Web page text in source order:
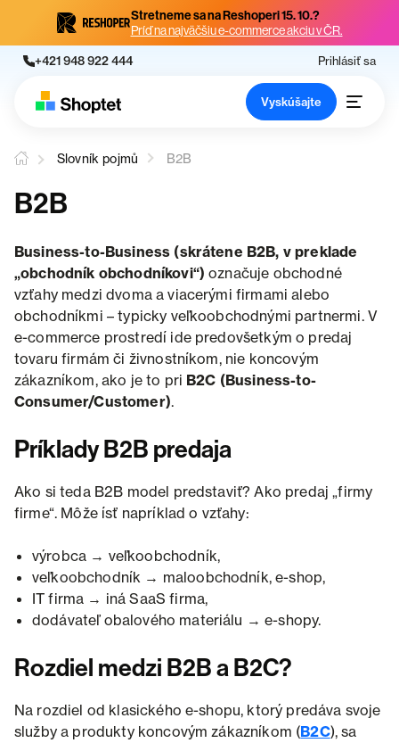
Stretneme sa na Reshoperi 15. 10.?
Príď na najväčšiu e-commerce akciu v ČR.
+421 948 922 444 Prihlásiť sa
Vyskúšajte
Slovník pojmů B2B
B2B
Business-to-Business (skrátene B2B, v preklade
„obchodník obchodníkovi“) označuje obchodné
vzťahy medzi dvoma a viacerými firmami alebo
obchodníkmi – typicky veľkoobchodnými partnermi. V
e-commerce prostredí ide predovšetkým o predaj
tovaru firmám či živnostníkom, nie koncovým
zákazníkom, ako je to pri B2C (Business-to-
Consumer/Customer).
Príklady B2B predaja
Ako si teda B2B model predstaviť? Ako predaj „firmy
firme“. Môže ísť napríklad o vzťahy:
výrobca → veľkoobchodník,
veľkoobchodník → maloobchodník, e-shop,
IT firma → iná SaaS firma,
dodávateľ obalového materiálu → e-shopy.
Rozdiel medzi B2B a B2C?
Na rozdiel od klasického e-shopu, ktorý predáva svoje
služby a produkty koncovým zákazníkom (B2C), sa